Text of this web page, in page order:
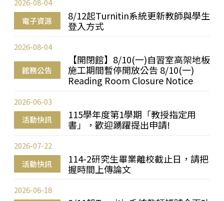
電子資源
8/12起Turnitin系統更新教師與學生
登入方式
2026-08-04
館務公告
【開閉館】8/10(一)自習室高架地板
施工期間暫停開放公告 8/10(一)
Reading Room Closure Notice
2026-08-04
活動快訊
115學年度第1學期「教授指定用
書」，歡迎踴躍提出申請!
2026-06-03
活動快訊
114-2研究生畢業離校截止日，請把
握時間上傳論文
2026-07-22
2026-06-18